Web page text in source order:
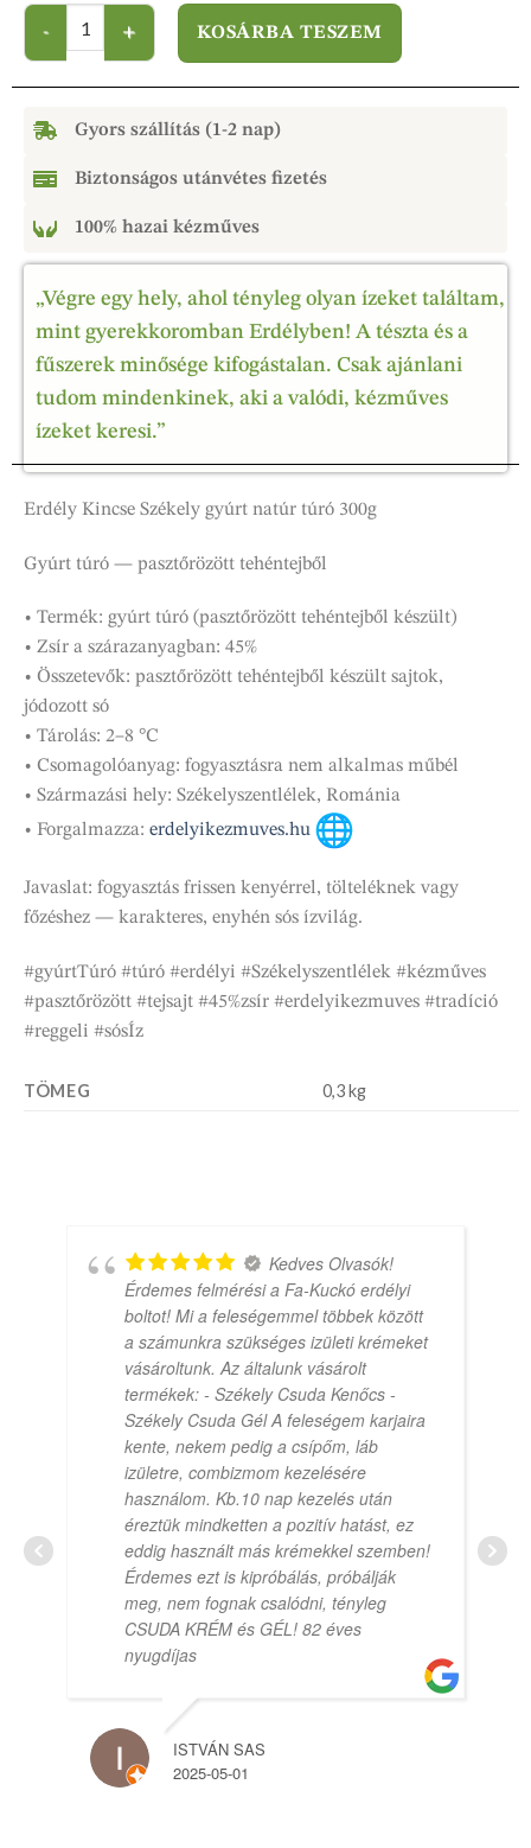
KOSÁRBA TESZEM
Gyors szállítás (1-2 nap)
Biztonságos utánvétes fizetés
100% hazai kézműves
„Végre egy hely, ahol tényleg olyan ízeket találtam,
mint gyerekkoromban Erdélyben! A tészta és a
fűszerek minősége kifogástalan. Csak ajánlani
tudom mindenkinek, aki a valódi, kézműves
ízeket keresi.”
Erdély Kincse Székely gyúrt natúr túró 300g
Gyúrt túró — pasztőrözött tehéntejből
• Termék: gyúrt túró (pasztőrözött tehéntejből készült)
• Zsír a szárazanyagban: 45%
• Összetevők: pasztőrözött tehéntejből készült sajtok,
jódozott só
• Tárolás: 2–8 °C
• Csomagolóanyag: fogyasztásra nem alkalmas műbél
• Származási hely: Székelyszentlélek, Románia
• Forgalmazza: erdelyikezmuves.hu
Javaslat: fogyasztás frissen kenyérrel, tölteléknek vagy
főzéshez — karakteres, enyhén sós ízvilág.
#gyúrtTúró #túró #erdélyi #Székelyszentlélek #kézműves
#pasztőrözött #tejsajt #45%zsír #erdelyikezmuves #tradíció
#reggeli #sósÍz
TÖMEG 0,3 kg
Kedves Olvasók!
Érdemes felmérési a Fa-Kuckó erdélyi
boltot! Mi a feleségemmel többek között
a számunkra szükséges izületi krémeket
vásároltunk. Az általunk vásárolt
termékek: - Székely Csuda Kenőcs -
Székely Csuda Gél A feleségem karjaira
kente, nekem pedig a csípőm, láb
izületre, combizmom kezelésére
használom. Kb.10 nap kezelés után
éreztük mindketten a pozitív hatást, ez
eddig használt más krémekkel szemben!
Érdemes ezt is kipróbálás, próbálják
meg, nem fognak csalódni, tényleg
CSUDA KRÉM és GÉL! 82 éves
nyugdíjas
ISTVÁN SAS
2025-05-01